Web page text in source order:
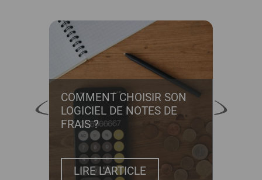
COMMENT CHOISIR SON
LOGICIEL DE NOTES DE
FRAIS ?
LIRE L'ARTICLE